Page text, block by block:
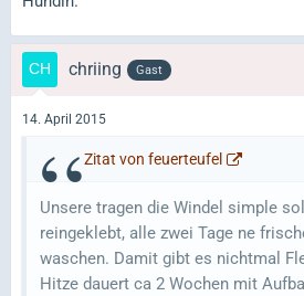
chriing Gast
14. April 2015
Zitat von feuerteufel
Unsere tragen die Windel simple
reingeklebt, alle zwei Tage ne
waschen. Damit gibt es nichtmal
Hitze dauert ca 2 Wochen mit